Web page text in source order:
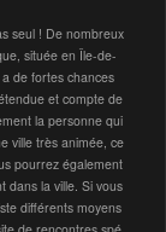
seul ! De nombreux
située en Île-de-
de fortes chances
et compte de
la personne qui
ville très animée, ce
pourrez également
dans la ville. Si vous
différents moyens